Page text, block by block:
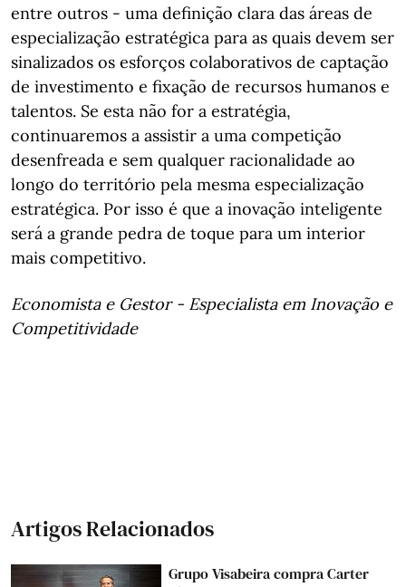
entre outros - uma definição clara das áreas de
especialização estratégica para as quais devem ser
sinalizados os esforços colaborativos de captação
de investimento e fixação de recursos humanos e
talentos. Se esta não for a estratégia,
continuaremos a assistir a uma competição
desenfreada e sem qualquer racionalidade ao
longo do território pela mesma especialização
estratégica. Por isso é que a inovação inteligente
será a grande pedra de toque para um interior
mais competitivo.
Economista e Gestor - Especialista em Inovação e
Competitividade
Artigos Relacionados
Grupo Visabeira compra Carter